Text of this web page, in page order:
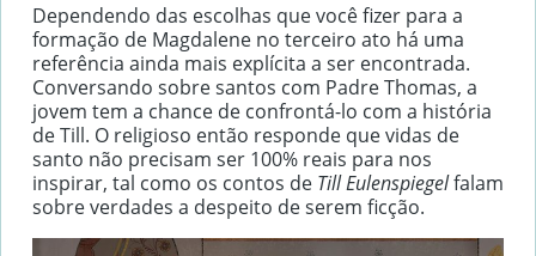
Dependendo das escolhas que você fizer para a
formação de Magdalene no terceiro ato há uma
referência ainda mais explícita a ser encontrada.
Conversando sobre santos com Padre Thomas, a
jovem tem a chance de confrontá-lo com a história
de Till. O religioso então responde que vidas de
santo não precisam ser 100% reais para nos
inspirar, tal como os contos de Till Eulenspiegelfalam
sobre verdades a despeito de serem ficção.